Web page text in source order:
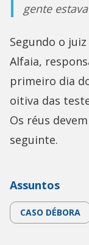
gente
Segundo o
Alfaia,
primeiro dia
oitiva das
Os réus
seguinte.
Assuntos
CASO DÉBORA